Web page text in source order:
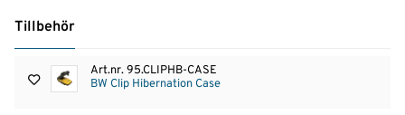
Tillbehör
Art.nr.95.CLIPHB-CASE
BW Clip Hibernation Case